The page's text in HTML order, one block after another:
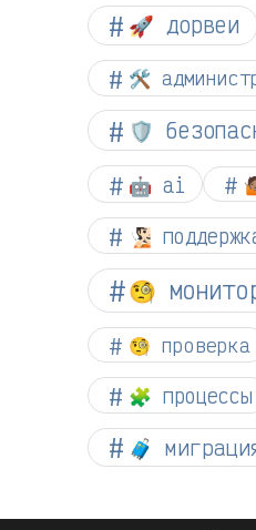
🚀 дорвеи
🛠️
🛡️
🤖 ai
🧏🏻
🧐
🧐 проверка
🧩 процессы
🧳